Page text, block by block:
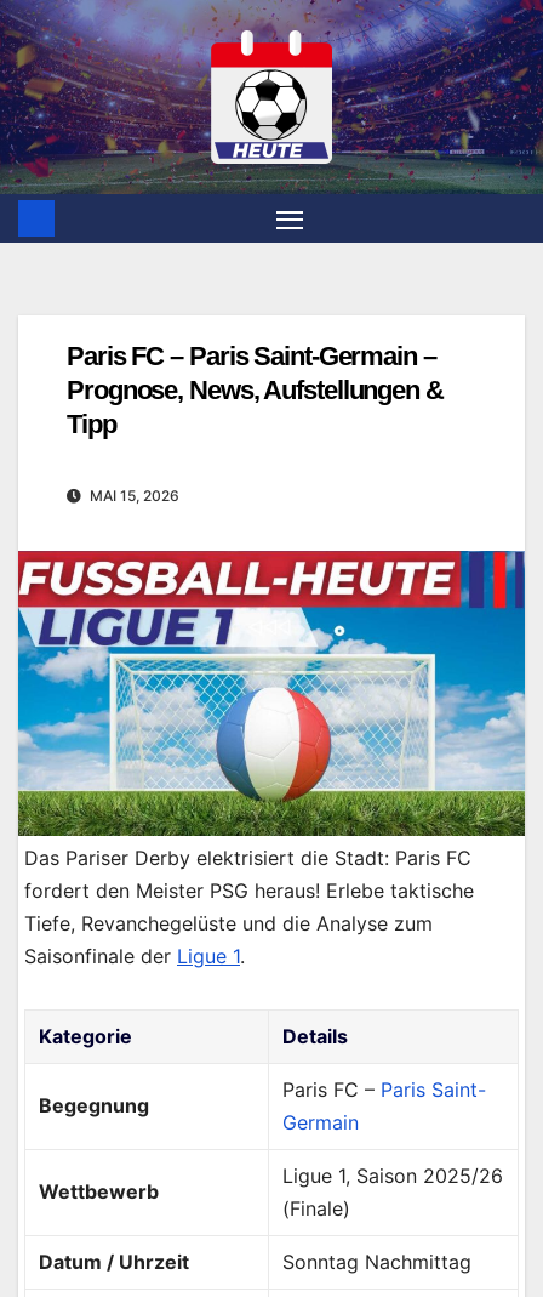
Zum
Inhalt
springen
Paris FC – Paris Saint-Germain –
Prognose, News, Aufstellungen &
Tipp
MAI 15, 2026
Das Pariser Derby elektrisiert die Stadt: Paris FC
fordert den Meister PSG heraus! Erlebe taktische
Tiefe, Revanchegelüste und die Analyse zum
Saisonfinale der Ligue 1.
Kategorie Details
Begegnung
Paris FC – Paris Saint-
Germain
Wettbewerb
Ligue 1, Saison 2025/26
(Finale)
Datum / Uhrzeit Sonntag Nachmittag